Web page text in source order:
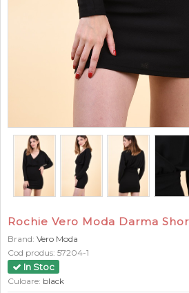
Rochie Vero Moda Darma
Brand: Vero Moda
Cod produs: 57204-1
In Stoc
Culoare: black